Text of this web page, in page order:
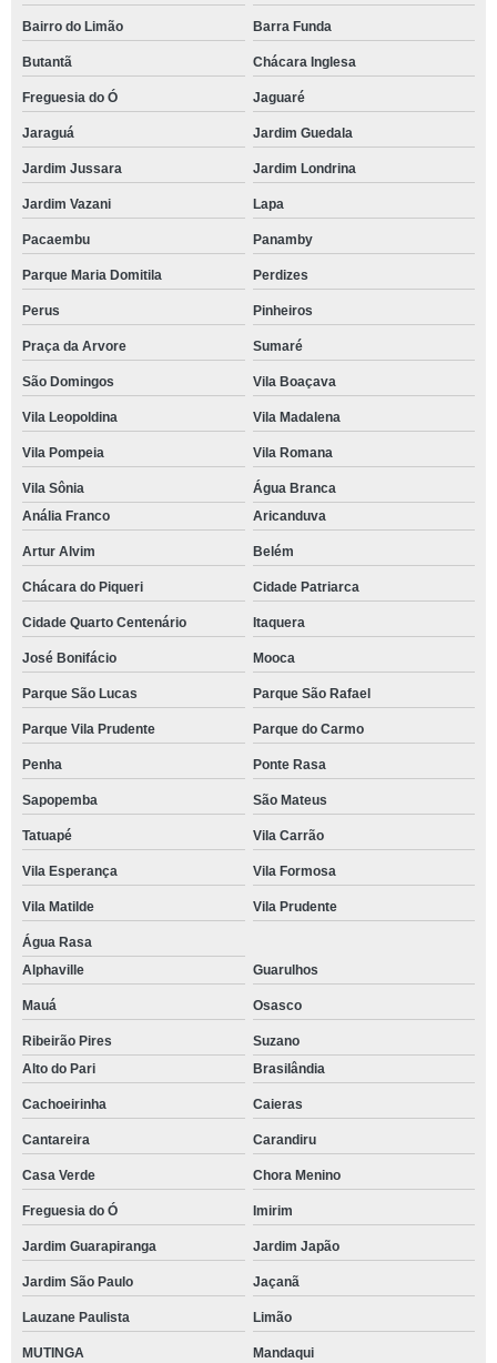
Bairro do Limão Barra Funda
Butantã Chácara Inglesa
Freguesia do Ó Jaguaré
Jaraguá Jardim Guedala
Jardim Jussara Jardim Londrina
Jardim Vazani Lapa
Pacaembu Panamby
Parque Maria Domitila Perdizes
Perus Pinheiros
Praça da Arvore Sumaré
São Domingos Vila Boaçava
Vila Leopoldina Vila Madalena
Vila Pompeia Vila Romana
Vila Sônia
Água Branca
Anália Franco
Aricanduva
Artur Alvim Belém
Chácara do Piqueri Cidade Patriarca
Cidade Quarto Centenário Itaquera
José Bonifácio Mooca
Parque São Lucas Parque São Rafael
Parque Vila Prudente Parque do Carmo
Penha Ponte Rasa
Sapopemba São Mateus
Tatuapé Vila Carrão
Vila Esperança Vila Formosa
Vila Matilde Vila Prudente
Água Rasa
Alphaville
Guarulhos
Mauá Osasco
Ribeirão Pires
Suzano
Alto do Pari
Brasilândia
Cachoeirinha Caieras
Cantareira Carandiru
Casa Verde Chora Menino
Freguesia do Ó Imirim
Jardim Guarapiranga Jardim Japão
Jardim São Paulo Jaçanã
Lauzane Paulista Limão
MUTINGA Mandaqui